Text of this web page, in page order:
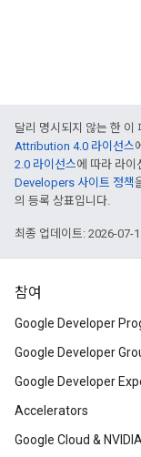
달리 명시되지 않는 한 이
Attribution 4.0 라이선스
2.0 라이선스에 따라 라이
Developers 사이트 정책
의 등록 상표입니다.
최종 업데이트: 2026-07-
참여
Google Developer
Google Developer
Google Developer
Accelerators
Google Cloud & NVIDIA